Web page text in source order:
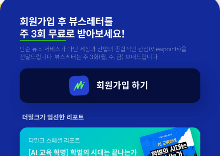
회원가입 후 뷰스레터를
주 3회 무료로 받아보세요!
단순 뉴스 서비스가 아닌 세상과 산업의 종합적인 관점(Viewpoints)을
전달드립니다. 뷰스레터는 주 3회(월, 수, 금) 보내드립니다.
회원가입 하기
더밀크가 엄선한 리포트
더밀크 스페셜 리포트
[AI 교육 혁명] 학벌의 시대는 끝나는가